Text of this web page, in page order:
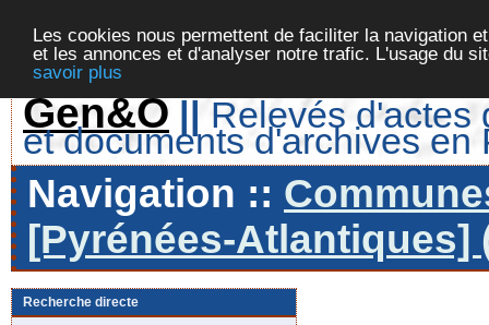
Les cookies nous permettent de faciliter la navigation
et les annonces et d'analyser notre trafic. L'usage du
savoir plus
Gen&O || Relevés d'actes
et documents d'archives en
Navigation ::
[Pyrénées-Atlantiques]
Recherche directe